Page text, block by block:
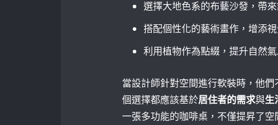
選擇大地色系的布藝沙發，帶來
搭配個性化的藝術畫作，增添視
利用植物作為點綴，提升自然氣
當設計師針對空間進行軟裝時，他
個選擇都應該基於居住者的需求與生
一張多功能的咖啡桌，不僅提昇了